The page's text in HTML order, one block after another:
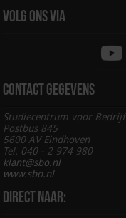
Volg ons via
Contact gegevens
Studiecentrum voor
Postbus 845
5600 AV Eindhoven
Tel. 040 - 2 974 980
klant@sbo.nl
www.sbo.nl
Direct naar: